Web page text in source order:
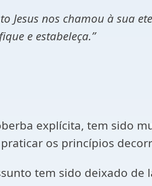
Jesus nos chamou à sua
e estabeleça.”
explícita, tem sido
os princípios
tem sido deixado